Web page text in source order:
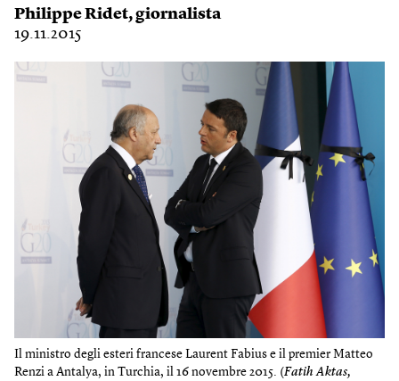
Philippe Ridet, giornalista
19.11.2015
Il ministro degli esteri francese Laurent Fabius e il premier Matteo
Renzi a Antalya, in Turchia, il 16 novembre 2015. (Fatih Aktas,